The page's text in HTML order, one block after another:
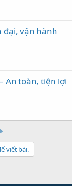
đại, vận hành
An toàn, tiện lợi
viết bài.